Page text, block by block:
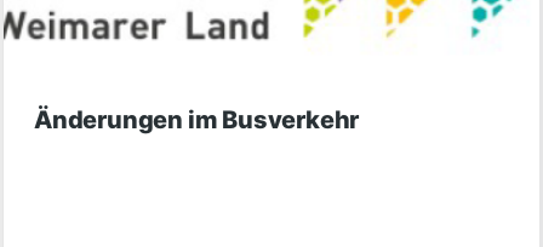
Änderungen im Busverkehr